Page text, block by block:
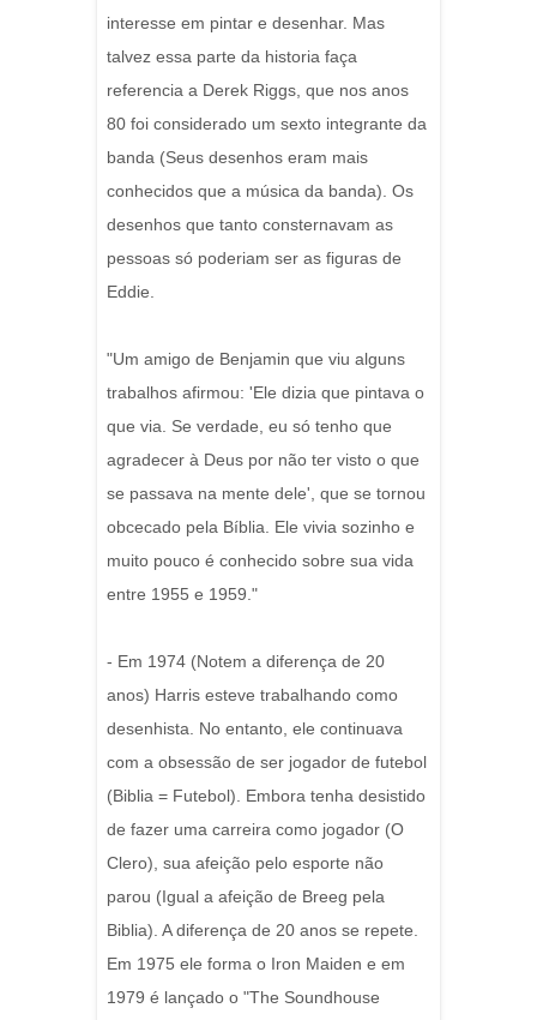
interesse em pintar e desenhar. Mas
talvez essa parte da historia faça
referencia a Derek Riggs, que nos anos
80 foi considerado um sexto integrante da
banda (Seus desenhos eram mais
conhecidos que a música da banda). Os
desenhos que tanto consternavam as
pessoas só poderiam ser as figuras de
Eddie.
"Um amigo de Benjamin que viu alguns
trabalhos afirmou: 'Ele dizia que pintava o
que via. Se verdade, eu só tenho que
agradecer à Deus por não ter visto o que
se passava na mente dele', que se tornou
obcecado pela Bíblia. Ele vivia sozinho e
muito pouco é conhecido sobre sua vida
entre 1955 e 1959."
- Em 1974 (Notem a diferença de 20
anos) Harris esteve trabalhando como
desenhista. No entanto, ele continuava
com a obsessão de ser jogador de futebol
(Biblia = Futebol). Embora tenha desistido
de fazer uma carreira como jogador (O
Clero), sua afeição pelo esporte não
parou (Igual a afeição de Breeg pela
Biblia). A diferença de 20 anos se repete.
Em 1975 ele forma o Iron Maiden e em
1979 é lançado o "The Soundhouse